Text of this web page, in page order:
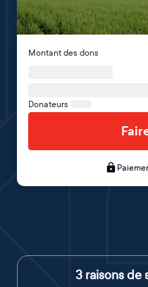
Montant des dons
Donateurs
3 raisons de